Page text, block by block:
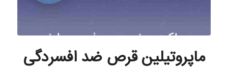
ماپروتیلین قرص ضد افسردگی